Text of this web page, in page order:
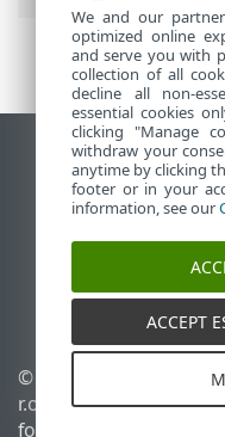
Vis
End of Life
ESET-vidensbase
ESET-forum
ESET Status Portal
Regional support
© 1992 - 2026 ESET,
r.o. – Alle rettigheder
forbeholdes.
We and our
optimized online
and serve you with
collection of all
decline all non-
essential cookies
clicking "Manage
withdraw your
anytime by clicking
footer or in your
information, see our
ACCEPT